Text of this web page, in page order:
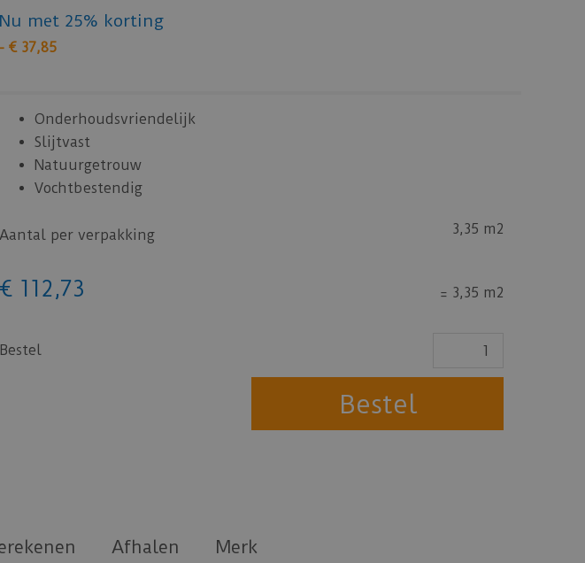
Nu met 25% korting
- € 37,85
Onderhoudsvriendelijk
Slijtvast
Natuurgetrouw
Vochtbestendig
Aantal per verpakking 3,35 m2
€ 112 ,73 = 3,35 m2
Bestel
Afhalen Merk